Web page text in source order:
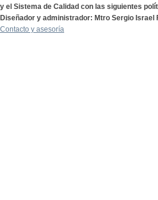
y el Sistema de Calidad con las siguientes
Diseñador y administrador: Mtro Sergio Israel
Contacto y asesoría